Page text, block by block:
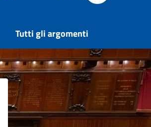
Tutti gli argomenti